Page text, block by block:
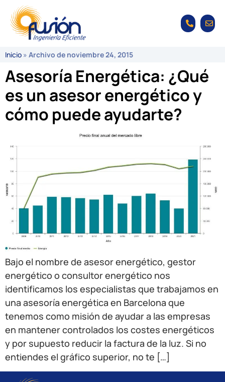
Inicio » Archivo de noviembre 24, 2015
Asesoría Energética: ¿Qué
es un asesor energético y
cómo puede ayudarte?
Bajo el nombre de asesor energético, gestor
energético o consultor energético nos
identificamos los especialistas que trabajamos en
una asesoría energética en Barcelona que
tenemos como misión de ayudar a las empresas
en mantener controlados los costes energéticos
y por supuesto reducir la factura de la luz. Si no
entiendes el gráfico superior, no te […]